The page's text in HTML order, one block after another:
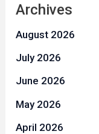
Archives
August 2026
July 2026
June 2026
May 2026
April 2026